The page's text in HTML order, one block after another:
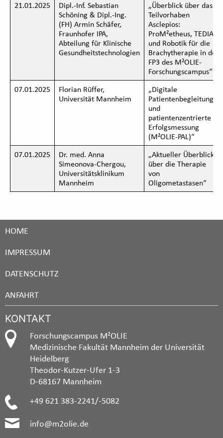
21.01.2025
Dipl.-Inf. Sebastian
Schöning & Dipl.-Ing.
(FH) Armin Schäfer,
Fraunhofer IPA,
Abteilung für Klinische
Gesundheitstechnologien
„Überblick über das
Teilvorhaben
Asclepios:
ProM²etheus, TEDIAS
und Robotik für die
Brachytherapie in der
FP3 des M²OLIE-
Forschungscampus“
07.01.2025
Florian Rüffer,
Universität Mannheim
„Digitale
Patientenbegleitung
und
patientenzentrierte
Erfolgsmessung
(M²OLIE-PAL)“
07.01.2025
Dr. med. Anna
Simeonova-Chergou,
Universitätsklinikum
Mannheim
„Aktueller Überblick
über die Therapie
von
Oligometastasen“
HOME
IMPRESSUM
DATENSCHUTZ
ANFAHRT
KONTAKT
Forschungscampus M²OLIE
Medizinische Fakultät Mannheim der Universität
Heidelberg
Theodor-Kutzer-Ufer 1-3
D-68167 Mannheim
+49 621 383-2241/-5082
info@m2olie.de